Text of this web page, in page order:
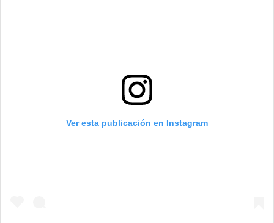
Ver esta publicación en Instagram